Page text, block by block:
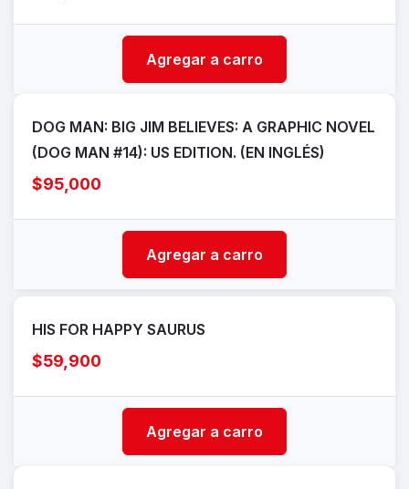
Agregar a carro
DOG MAN: BIG JIM BELIEVES: A GRAPHIC NOVEL
(DOG MAN #14): US EDITION. (EN INGLÉS)
$95,000
Agregar a carro
HIS FOR HAPPY SAURUS
$59,900
Agregar a carro